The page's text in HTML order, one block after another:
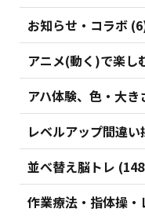
お知らせ・コラボ
アニメ(動く)で楽し
アハ体験、色・大
レベルアップ間違
並べ替え脳トレ
作業療法・指体操